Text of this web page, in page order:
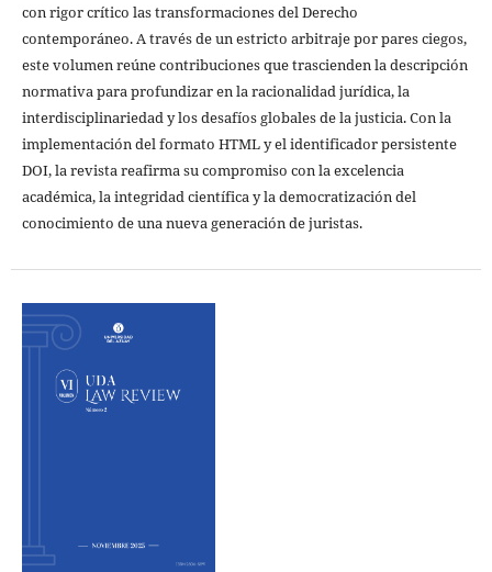
con rigor crítico las transformaciones del Derecho
contemporáneo. A través de un estricto arbitraje por pares ciegos,
este volumen reúne contribuciones que trascienden la descripción
normativa para profundizar en la racionalidad jurídica, la
interdisciplinariedad y los desafíos globales de la justicia. Con la
implementación del formato HTML y el identificador persistente
DOI, la revista reafirma su compromiso con la excelencia
académica, la integridad científica y la democratización del
conocimiento de una nueva generación de juristas.